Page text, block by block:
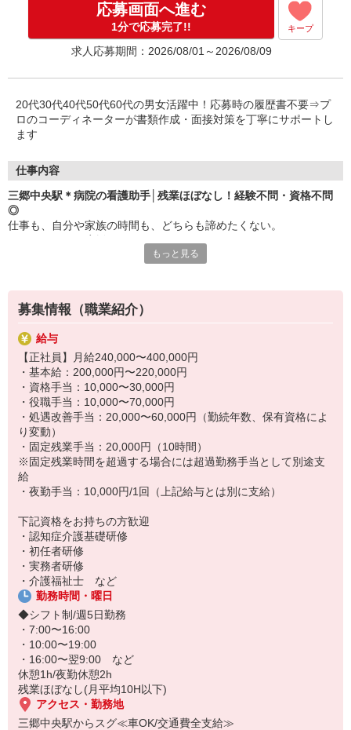
・固定残業手当：20,000円（10時間）
※固定残業時間を超過する場合には超過勤務手当と
して別途支給
・夜勤手当：10,000円/1回（上記給与とは別に支給
下記資格をお持ちの方歓迎
・認知症介護基礎研修
・初任者研修
応募画面へ進む
1分で応募完了!! キープ
求人応募期間：2026/08/01～2026/08/09
20代30代40代50代60代の男女活躍中！応募時の履歴書不要⇒プ
ロのコーディネーターが書類作成・面接対策を丁寧にサポートし
ます
仕事内容
三郷中央駅＊病院の看護助手│残業ほぼなし！経験不問・資格不問
◎
仕事も、自分や家族の時間も、どちらも諦めたくない。
【看護助手】として正社員で働きませんか？
助け合いの精神が根付いているので、シフトの相談もしやすい空気
感◎
オンとオフをしっかり切り替えて、笑顔で働ける環境を整えていま
す。
〜仕事内容〜
◆環境維持： 病室の清掃・シーツ交換
◆生活介助： 患者様の食事介助・入浴介助等
◆準備作業： 医療器具のセット、消毒作業
◆管理業務： 備品の在庫管理・発注、搬送
など
もっと見る
募集情報（職業紹介）
給与
【正社員】月給240,000〜400,000円
・基本給：200,000円〜220,000円
・資格手当：10,000〜30,000円
・役職手当：10,000〜70,000円
・処遇改善手当：20,000〜60,000円（勤続年数、保有資格によ
り変動）
・固定残業手当：20,000円（10時間）
※固定残業時間を超過する場合には超過勤務手当として別途支
給
・夜勤手当：10,000円/1回（上記給与とは別に支給）
下記資格をお持ちの方歓迎
・認知症介護基礎研修
・初任者研修
・実務者研修
・介護福祉士 など
勤務時間・曜日
◆シフト制/週5日勤務
・7:00〜16:00
・10:00〜19:00
・16:00〜翌9:00 など
休憩1h/夜勤休憩2h
残業ほぼなし(月平均10H以下)
アクセス・勤務地
三郷中央駅からスグ≪車OK/交通費全支給≫